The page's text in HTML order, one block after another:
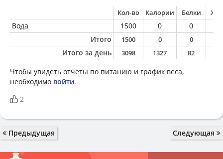
Кол-во Калории Белки
Вода 1500 0 0
Итого
1500 0 0
Итого за день 3098 1327 82
Чтобы увидеть отчеты по питанию и график веса,
необходимо войти.
2
Предыдущая Следующая